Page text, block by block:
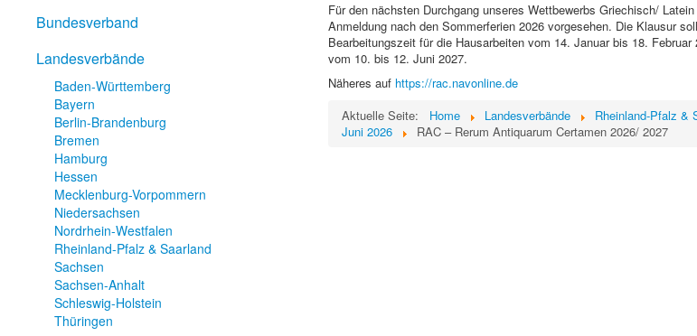
Bundesverband
Landesverbände
Baden-Württemberg
Bayern
Berlin-Brandenburg
Bremen
Hamburg
Hessen
Mecklenburg-Vorpommern
Niedersachsen
Nordrhein-Westfalen
Rheinland-Pfalz & Saarland
Sachsen
Sachsen-Anhalt
Schleswig-Holstein
Thüringen
Für den nächsten Durchgang unseres Wettbewerbs Griechisch/
Anmeldung nach den Sommerferien 2026 vorgesehen. Die Klausur
Bearbeitungszeit für die Hausarbeiten vom 14. Januar bis 18.
vom 10. bis 12. Juni 2027.
Näheres auf https://rac.navonline.de
Aktuelle Seite:
Home Landesverbände Rheinland-Pfalz &
Juni 2026
RAC – Rerum Antiquarum Certamen 2026/ 2027